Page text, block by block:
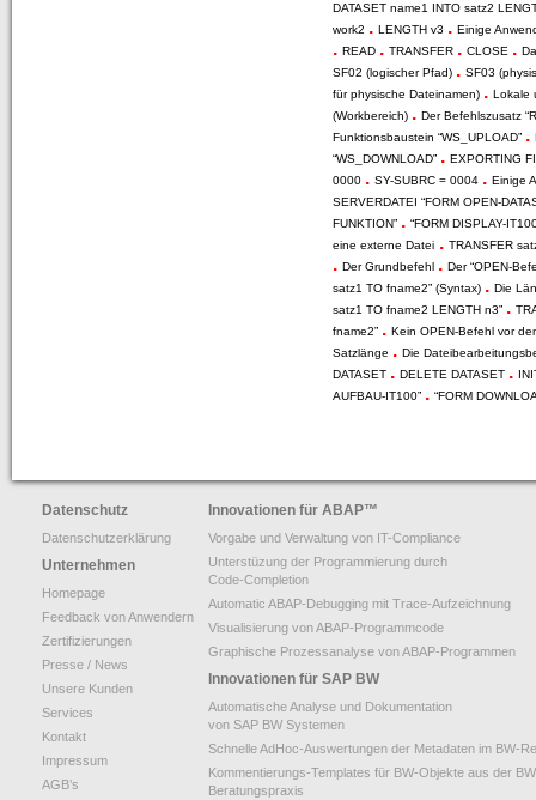
DATASET name1 INTO satz2
work2 . LENGTH v3 . Einige
. READ . TRANSFER . CLOSE .
SF02 (logischer Pfad) . SF03
für physische Dateinamen) . Lokale
(Workbereich) . Der Befehlszusatz
Funktionsbaustein “WS_UPLOAD” .
“WS_DOWNLOAD” . EXPORTING
0000 . SY-SUBRC = 0004 . Einige
SERVERDATEI “FORM OPEN-
FUNKTION” . “FORM DISPLAY-
eine externe Datei. TRANSFER
. Der Grundbefehl . Der “OPEN-
satz1 TO fname2” (Syntax) . Die
satz1 TO fname2 LENGTH n3” .
fname2” . Kein OPEN-Befehl vor
Satzlänge . Die
DATASET . DELETE DATASET .
AUFBAU-IT100” . “FORM
Datenschutz
Datenschutzerklärung
Unternehmen
Homepage
Feedback von Anwendern
Zertifizierungen
Presse / News
Unsere Kunden
Services
Kontakt
Impressum
AGB’s
Innovationen für ABAP™
Vorgabe und Verwaltung von IT-Compliance
Unterstüzung der Programmierung durch
Code-Completion
Automatic ABAP-Debugging mit Trace-Aufzeichnung
Visualisierung von ABAP-Programmcode
Graphische Prozessanalyse von ABAP-Programmen
Innovationen für SAP BW
Automatische Analyse und Dokumentation
von SAP BW Systemen
Schnelle AdHoc-Auswertungen der Metadaten im BW-
Kommentierungs-Templates für BW-Objekte aus der
Beratungspraxis